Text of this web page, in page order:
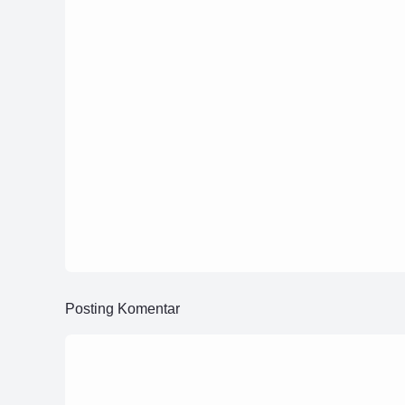
Posting Komentar